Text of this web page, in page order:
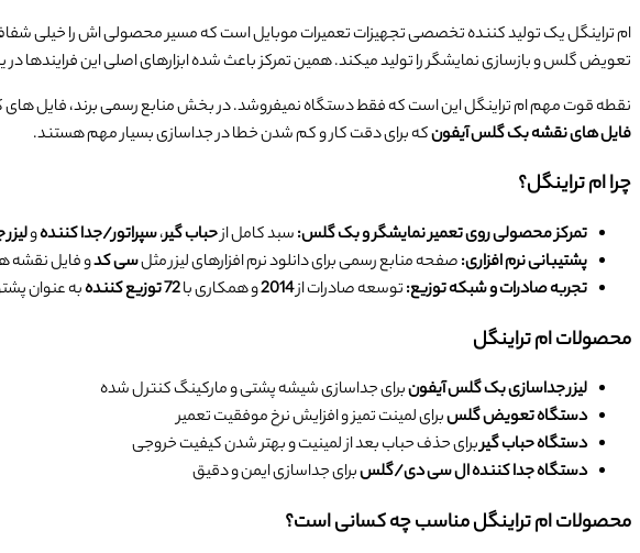
ام تراینگل یک تولید کننده تخصصی تجهیزات تعمیرات موبایل است که مسیر محصولی اش را خیلی
تعویض گلس و بازسازی نمایشگر را تولید میکند. همین تمرکز باعث شده ابزارهای اصلی این فرایندها
نقطه قوت مهم ام تراینگل این است که فقط دستگاه نمیفروشد. در بخش منابع رسمی برند، فایل های
فایل های نقشه بک گلس آیفونکه برای دقت کار و کم شدن خطا در جداسازی بسیار مهم هستند.
چرا ام تراینگل؟
تمرکز محصولی روی تعمیر نمایشگر و بک گلس:سبد کامل ازحباب گیر،سپراتور/جدا کنندهو
پشتیبانی نرم افزاری:صفحه منابع رسمی برای دانلود نرم افزارهای لیزر مثلسی کدو فایل نقشه
تجربه صادرات و شبکه توزیع:توسعه صادرات از2014و همکاری با72 توزیع کننده به عنوان
محصولات ام تراینگل
لیزر جداسازی بک گلس آیفونبرای جداسازی شیشه پشتی و مارکینگ کنترل شده
دستگاه تعویض گلسبرای لمینت تمیز و افزایش نرخ موفقیت تعمیر
دستگاه حباب گیربرای حذف حباب بعد از لمینیت و بهتر شدن کیفیت خروجی
دستگاه جدا کننده ال سی دی/گلسبرای جداسازی ایمن و دقیق
محصولات ام تراینگل مناسب چه کسانی است؟